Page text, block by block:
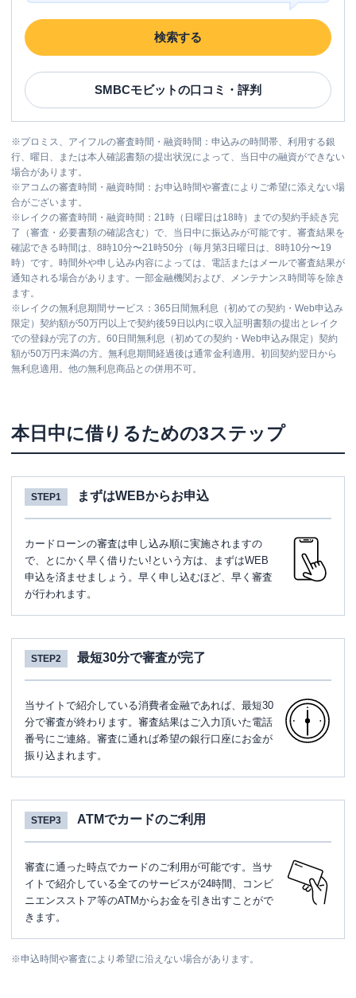
検索する
SMBCモビットの口コミ・評判
※プロミス、アイフルの審査時間・融資時間：申込みの時間帯、利用する銀
行、曜日、または本人確認書類の提出状況によって、当日中の融資ができない
場合があります。
※アコムの審査時間・融資時間：お申込時間や審査によりご希望に添えない場
合がございます。
※ レイクの審査時間・融資時間：21時（日曜日は18時）までの契約手続き完
了（審査・必要書類の確認含む）で、当日中に振込みが可能です。審査結果を
確認できる時間は、8時10分〜21時50分（毎月第3日曜日は、8時10分〜19
時）です。時間外や申し込み内容によっては、電話またはメールで審査結果が
通知される場合があります。一部金融機関および、メンテナンス時間等を除き
ます。
※ レイクの無利息期間サービス：365日間無利息（初めての契約・Web申込み
限定）契約額が50万円以上で契約後59日以内に収入証明書類の提出とレイク
での登録が完了の方。60日間無利息（初めての契約・Web申込み限定）契約
額が50万円未満の方。無利息期間経過後は通常金利適用。初回契約翌日から
無利息適用。他の無利息商品との併用不可。
本日中に借りるための3ステップ
STEP1 まずはWEBからお申込
カードローンの審査は申し込み順に実施されますの
で、とにかく早く借りたい!という方は、まずはWEB
申込を済ませましょう。早く申し込むほど、早く審査
が行われます。
STEP2 最短30分で審査が完了
当サイトで紹介している消費者金融であれば、最短30
分で審査が終わります。審査結果はご入力頂いた電話
番号にご連絡。審査に通れば希望の銀行口座にお金が
振り込まれます。
STEP3 ATMでカードのご利用
審査に通った時点でカードのご利用が可能です。当サ
イトで紹介している全てのサービスが24時間、コンビ
ニエンスストア等のATMからお金を引き出すことがで
きます。
※申込時間や審査により希望に沿えない場合があります。